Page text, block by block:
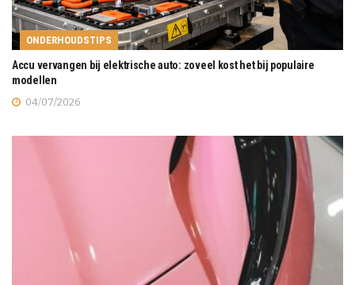
ONDERHOUDSTIPS
Accu vervangen bij elektrische auto: zoveel kost het bij populaire
modellen
04/07/2026